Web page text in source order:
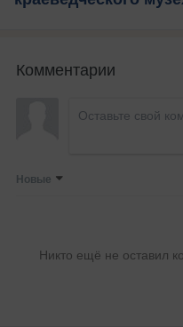
Комментарии
Новые
Никто ещё не оставил